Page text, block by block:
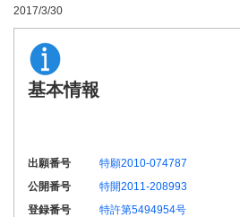
2017/3/30
基本情報
出願番号
特願2010-074787
公開番号
特開2011-208993
登録番号
特許第5494954号